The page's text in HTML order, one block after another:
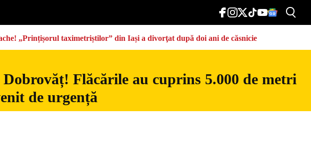
„Prințișorul taximetriștilor” din Iași a divorţat după doi ani de căsnicie
Flăcările au cuprins 5.000 de metri
de urgență